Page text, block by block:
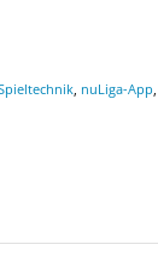
, nuLiga-App,